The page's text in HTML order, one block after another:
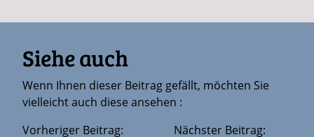
Siehe auch
Wenn Ihnen dieser Beitrag gefällt, möchten Sie
vielleicht auch diese ansehen :
Vorheriger Beitrag:
Nächster Beitrag: